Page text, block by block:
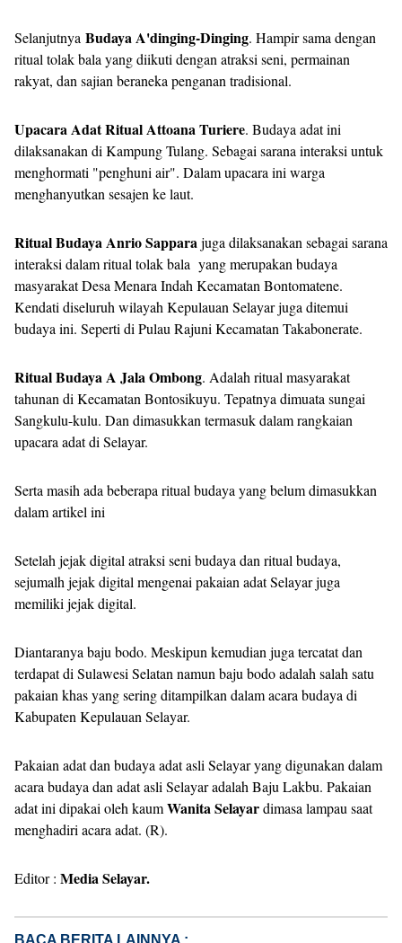
Selanjutnya Budaya A'dinging-Dinging. Hampir sama dengan
ritual tolak bala yang diikuti dengan atraksi seni, permainan
rakyat, dan sajian beraneka penganan tradisional.
Upacara Adat Ritual Attoana Turiere. Budaya adat ini
dilaksanakan di Kampung Tulang. Sebagai sarana interaksi untuk
menghormati "penghuni air". Dalam upacara ini warga
menghanyutkan sesajen ke laut.
Ritual Budaya Anrio Sapparajuga dilaksanakan sebagai sarana
interaksi dalam ritual tolak bala yang merupakan budaya
masyarakat Desa Menara Indah Kecamatan Bontomatene.
Kendati diseluruh wilayah Kepulauan Selayar juga ditemui
budaya ini. Seperti di Pulau Rajuni Kecamatan Takabonerate.
Ritual Budaya A Jala Ombong. Adalah ritual masyarakat
tahunan di Kecamatan Bontosikuyu. Tepatnya dimuata sungai
Sangkulu-kulu. Dan dimasukkan termasuk dalam rangkaian
upacara adat di Selayar.
Serta masih ada beberapa ritual budaya yang belum dimasukkan
dalam artikel ini
Setelah jejak digital atraksi seni budaya dan ritual budaya,
sejumalh jejak digital mengenai pakaian adat Selayar juga
memiliki jejak digital.
Diantaranya baju bodo. Meskipun kemudian juga tercatat dan
terdapat di Sulawesi Selatan namun baju bodo adalah salah satu
pakaian khas yang sering ditampilkan dalam acara budaya di
Kabupaten Kepulauan Selayar.
Pakaian adat dan budaya adat asli Selayar yang digunakan dalam
acara budaya dan adat asli Selayar adalah Baju Lakbu. Pakaian
adat ini dipakai oleh kaumWanita Selayardimasa lampau saat
menghadiri acara adat. (R).
Editor : Media Selayar.